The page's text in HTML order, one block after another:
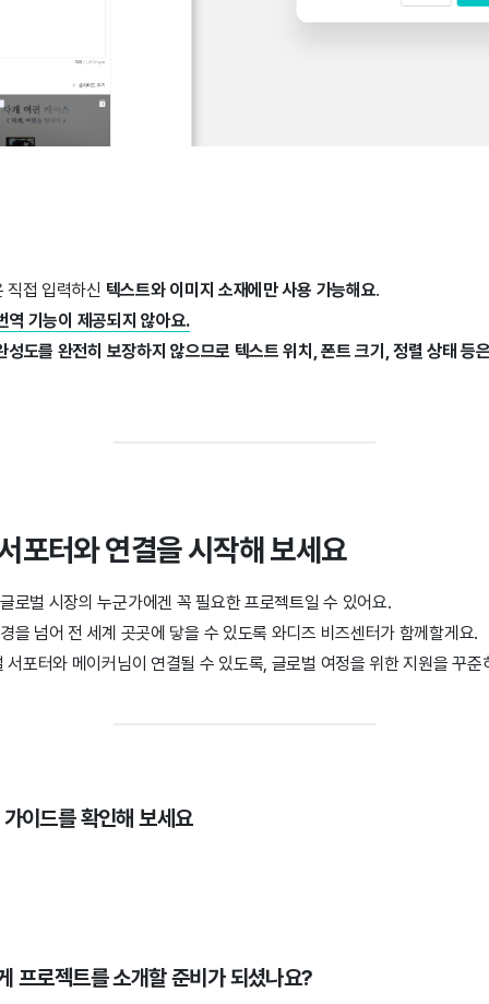
직접 입력하신 텍스트와 이미지 소재에만 사용 가능해요.
역 기능이 제공되지 않아요.
성도를 완전히 보장하지 않으므로 텍스트 위치, 폰트 크기, 정렬 상태 등
포터와 연결을 시작해 보세요
로벌 시장의 누군가에겐 꼭 필요한 프로젝트일 수 있어요.
을 넘어 전 세계 곳곳에 닿을 수 있도록 와디즈 비즈센터가 함께할게요.
서포터와 메이커님이 연결될 수 있도록, 글로벌 여정을 위한 지원을 꾸준
이드를 확인해 보세요
프로젝트를 소개할 준비가 되셨나요?